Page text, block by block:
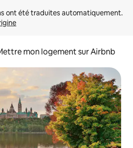
mon logement sur Airbnb